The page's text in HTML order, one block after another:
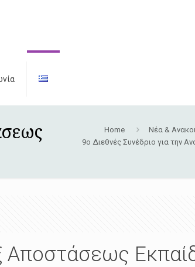
Home Νέα &
9ο Διεθνές Συνέδριο για την
Αποστάσεως